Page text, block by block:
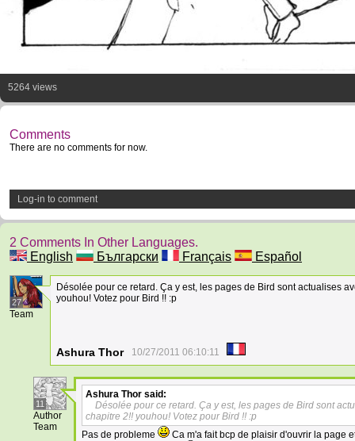
5264 views
Comments
There are no comments for now.
Log-in to comment
2 Comments In Other Languages.
English
Български Français Español
27
Team
Désolée pour ce retard. Ça y est, les pages de Bird sont actualises
youhou! Votez pour Bird !! :p
Ashura Thor 10/27/2011 06:10:11
11
Author
Team
Ashura Thor said:
Désolée pour ce retard. Ça y est, les pages de Bird sont
chapitre 2!! youhou! Votez pour Bird !! :p
Pas de probleme
Ca m'a fait bcp de plaisir d'ouvrir la page